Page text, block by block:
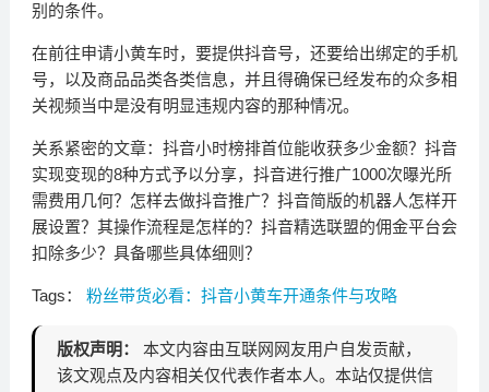
别的条件。
在前往申请小黄车时，要提供抖音号，还要给出绑定的手机
号，以及商品品类各类信息，并且得确保已经发布的众多相
关视频当中是没有明显违规内容的那种情况。
关系紧密的文章：抖音小时榜排首位能收获多少金额？抖音
实现变现的8种方式予以分享，抖音进行推广1000次曝光所
需费用几何？怎样去做抖音推广？抖音简版的机器人怎样开
展设置？其操作流程是怎样的？抖音精选联盟的佣金平台会
扣除多少？具备哪些具体细则？
Tags： 粉丝带货必看：抖音小黄车开通条件与攻略
版权声明：
本文内容由互联网网友用户自发贡献，
该文观点及内容相关仅代表作者本人。本站仅提供信